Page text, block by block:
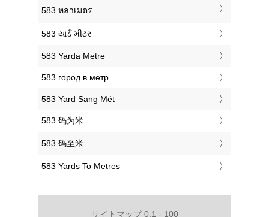
‎583 หลาเมตร
‎583 યાર્ડ મીટર
‎583 Yarda Metre
‎583 город в метр
‎583 Yard Sang Mét
‎583 码为米
‎583 码至米
‎583 Yards To Metres
サイトマップ 0.1 - 100